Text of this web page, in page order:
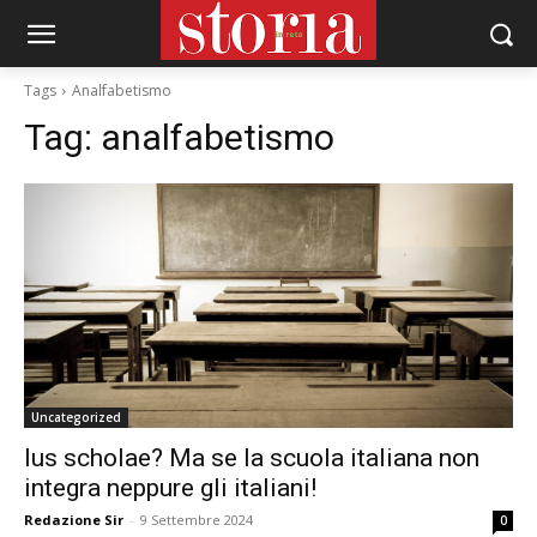
Tags Analfabetismo
Tag: analfabetismo
Uncategorized
Ius scholae? Ma se la scuola italiana non
integra neppure gli italiani!
Redazione Sir - 9 Settembre 2024 0